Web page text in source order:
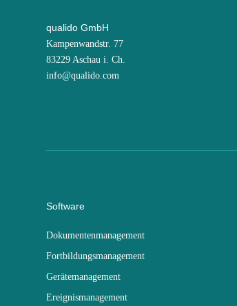
qualido GmbH
Kampenwandstr. 77
83229 Aschau i. Ch.
info@qualido.com
Software
Dokumentenmanagement
Fortbildungsmanagement
Gerätemanagement
Ereignismanagement